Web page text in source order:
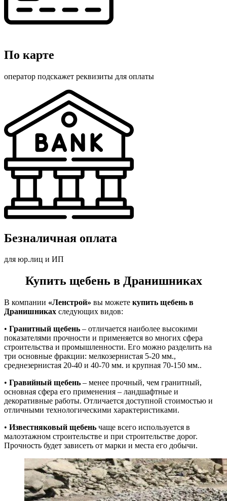
По карте
оператор подскажет реквизиты для оплаты
Безналичная оплата
для юр.лиц и ИП
Купить щебень в Дранишниках
В компании «Ленстрой» вы можете купить щебень в
Дранишниках следующих видов:
• Гранитный щебень – отличается наиболее высокими
показателями прочности и применяется во многих сфера
строительства и промышленности. Его можно разделить на
три основные фракции: мелкозернистая 5-20 мм.,
среднезернистая 20-40 и 40-70 мм. и крупная 70-150 мм..
• Гравийный щебень – менее прочный, чем гранитный,
основная сфера его применения – ландшафтные и
декоративные работы. Отличается доступной стоимостью и
отличными технологическими характеристиками.
• Известняковый щебень чаще всего используется в
малоэтажном строительстве и при строительстве дорог.
Прочность будет зависеть от марки и места его добычи.